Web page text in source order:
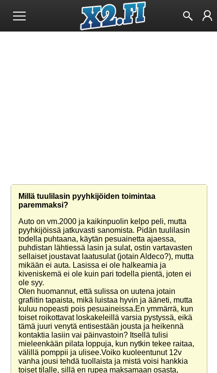
Millä tuulilasin pyyhkijöiden toimintaa
paremmaksi?
Auto on vm.2000 ja kaikinpuolin kelpo peli, mutta
pyyhkijöissä jatkuvasti sanomista. Pidän tuulilasin
todella puhtaana, käytän pesuainetta ajaessa,
puhdistan lähtiessä lasin ja sulat, ostin vartavasten
sellaiset joustavat laatusulat (jotain Aldeco?), mutta
mikään ei auta. Lasissa ei ole halkeamia ja
kiveniskemä ei ole kuin pari todella pientä, joten ei
ole syy.
Olen huomannut, että sulissa on uutena jotain
grafiitin tapaista, mikä luistaa hyvin ja ääneti, mutta
kuluu nopeasti pois pesuaineissa.En ymmärrä, kun
toiset roikottavat loskakeleillä varsia pystyssä, eikä
tämä juuri venytä entisestään jousta ja heikennä
kontaktia lasiin vai päinvastoin? Itsellä tulisi
mieleenkään pilata loppuja, kun nytkin tekee raitaa,
välillä pomppii ja ulisee.Voiko kuoleentunut 12v
vanha jousi tehdä tuollaista ja mistä voisi hankkia
toiset tilalle, sillä en rupea maksamaan osasta,